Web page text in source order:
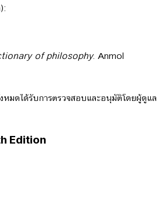
of philosophy. Anmol
มดได้รับการตรวจสอบและอนุมัติโดยผู้ดูแล
Edition